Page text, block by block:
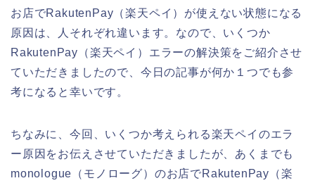
お店でRakutenPay（楽天ペイ）が使えない状態になる
原因は、人それぞれ違います。なので、いくつか
RakutenPay（楽天ペイ）エラーの解決策をご紹介させ
ていただきましたので、今日の記事が何か１つでも参
考になると幸いです。
ちなみに、今回、いくつか考えられる楽天ペイのエラ
ー原因をお伝えさせていただきましたが、あくまでも
monologue（モノローグ）のお店でRakutenPay（楽